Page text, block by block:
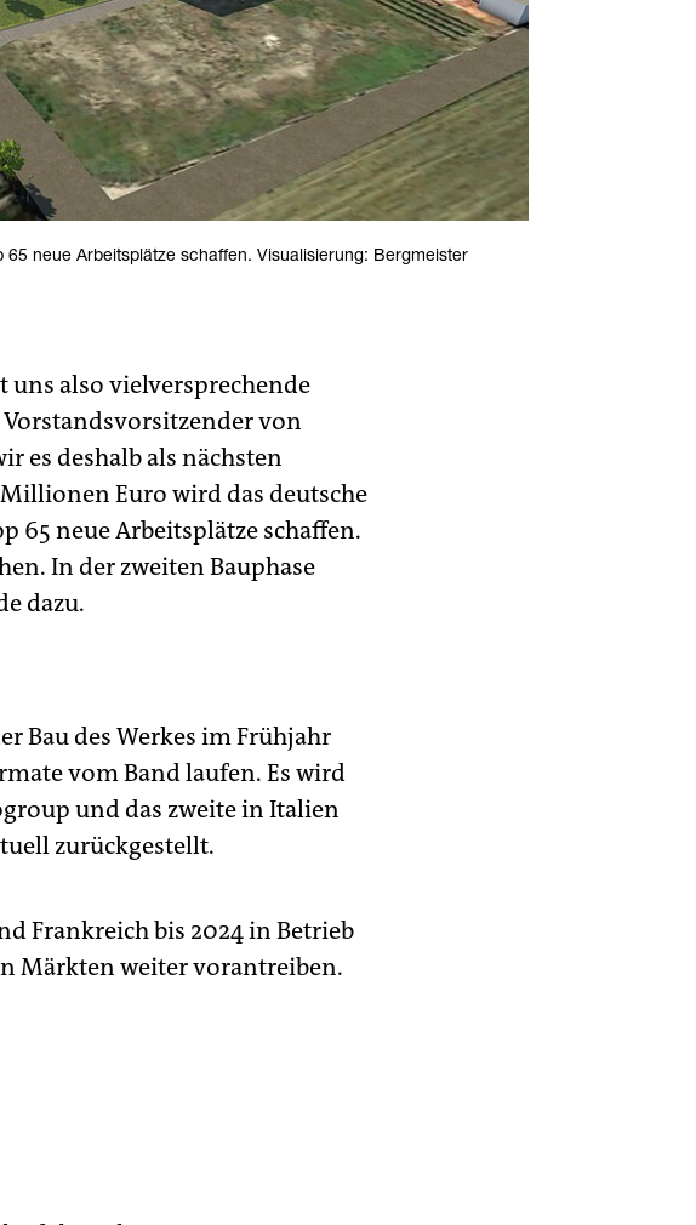
neue Arbeitsplätze schaffen. Visualisierung: Bergmeister
also vielversprechende
von
es deshalb als nächsten
Euro wird das deutsche
65 neue Arbeitsplätze schaffen.
In der zweiten Bauphase
dazu.
Bau des Werkes im Frühjahr
vom Band laufen. Es wird
und das zweite in Italien
zurückgestellt.
Frankreich bis 2024 in Betrieb
Märkten weiter vorantreiben.